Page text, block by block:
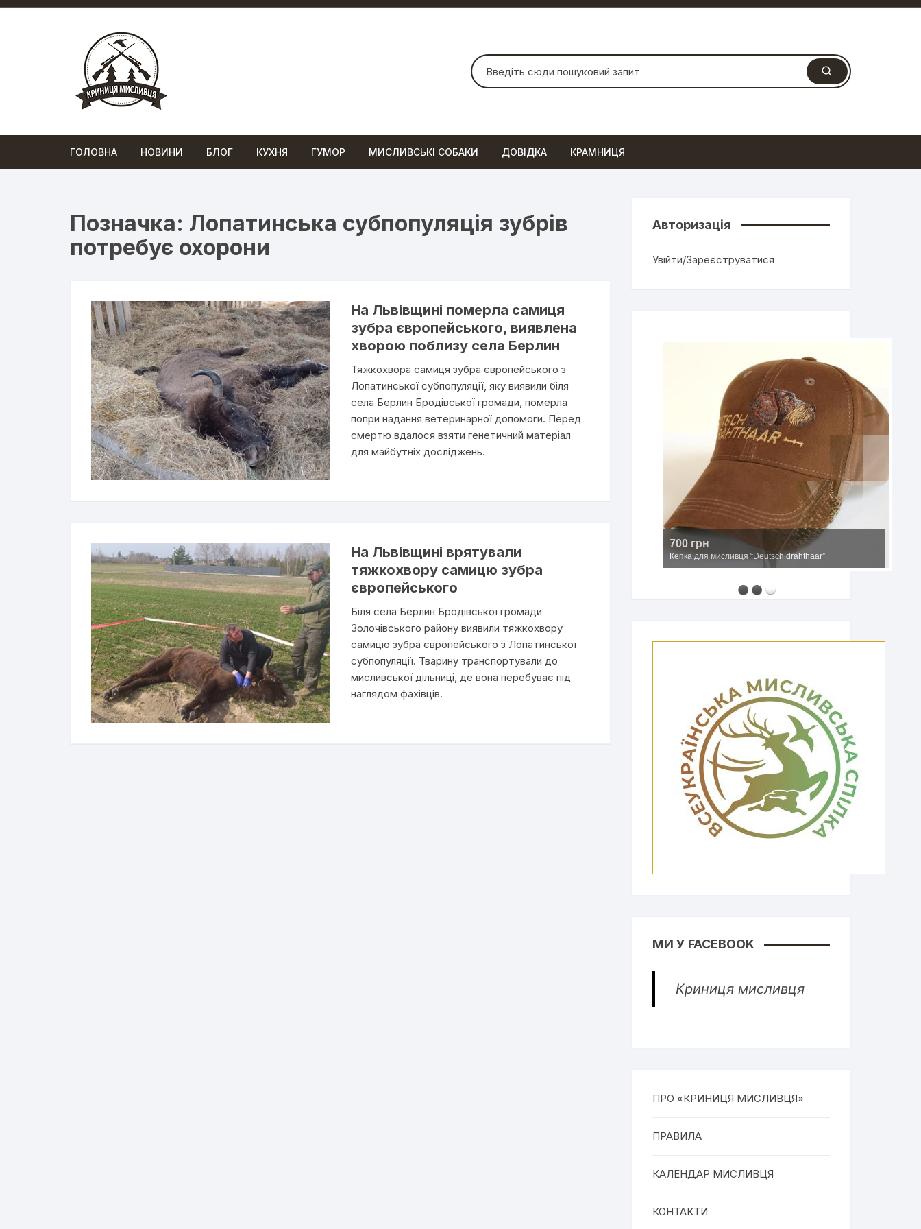
Перейти
Шукати:
ГОЛОВНА НОВИНИ БЛОГ КУХНЯ ГУМОР МИСЛИВСЬКІ СОБАКИ ДОВІДКА КРАМНИЦЯ
Позначка: Лопатинська субпопуляція зубрів
потребує охорони
На Львівщині померла самиця
зубра європейського, виявлена
хворою поблизу села Берлин
Тяжкохвора самиця зубра європейського з
Лопатинської субпопуляції, яку виявили біля
села Берлин Бродівської громади, померла
попри надання ветеринарної допомоги. Перед
смертю вдалося взяти генетичний матеріал
для майбутніх досліджень.
На Львівщині врятували
тяжкохвору самицю зубра
європейського
Біля села Берлин Бродівської громади
Золочівського району виявили тяжкохвору
самицю зубра європейського з Лопатинської
субпопуляції. Тварину транспортували до
мисливської дільниці, де вона перебуває під
наглядом фахівців.
Авторизація
Увійти/Зареєструватися
2500 грн
Мисливський капелюх з широкими полями
МИ У FACEBOOK
Криниця мисливця
ПРО «КРИНИЦЯ МИСЛИВЦЯ»
ПРАВИЛА
КАЛЕНДАР МИСЛИВЦЯ
КОНТАКТИ